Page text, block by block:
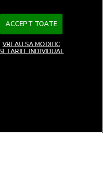
ACCEPT TOATE
VREAU SA MODIFIC
INDIVIDUAL